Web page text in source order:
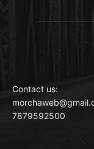
Contact us:
7879592500